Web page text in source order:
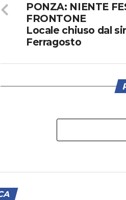
PONZA: NIENTE
FRONTONE
Locale chiuso dal
Ferragosto